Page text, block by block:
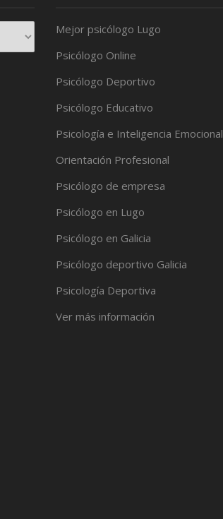
Mejor psicólogo Lugo
Psicólogo Online
Psicólogo Deportivo
Psicólogo Educativo
Psicología e Inteligencia Emocional
Orientación Profesional
Psicólogo de empresa
Psicólogo en Lugo
Psicólogo en Galicia
Psicólogo deportivo Galicia
Psicología Deportiva
Ver más información